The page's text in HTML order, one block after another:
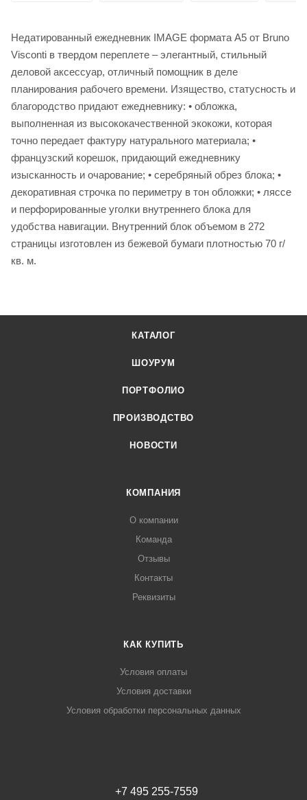
Недатированный ежедневник IMAGE формата А5 от Bruno
Visconti в твердом переплете – элегантный, стильный
деловой аксессуар, отличный помощник в деле
планирования рабочего времени. Изящество, статусность и
благородство придают ежедневнику: • обложка,
выполненная из высококачественной экокожи, которая
точно передает фактуру натурального материала; •
французский корешок, придающий ежедневнику
изысканность и очарование; • серебряный обрез блока; •
декоративная строчка по периметру в тон обложки; • ляссе
и перфорированные уголки внутреннего блока для
удобства навигации. Внутренний блок объемом в 272
страницы изготовлен из бежевой бумаги плотностью 70 г/
кв. м.
КАТАЛОГ
ШОУРУМ
ПОРТФОЛИО
ПРОИЗВОДСТВО
НОВОСТИ
КОМПАНИЯ
О компании
Команда
Отзывы
Контакты
Реквизиты
КАК КУПИТЬ
Условия оплаты
Условия доставки
Условия обработки персональных данных
+7 495 255-7559